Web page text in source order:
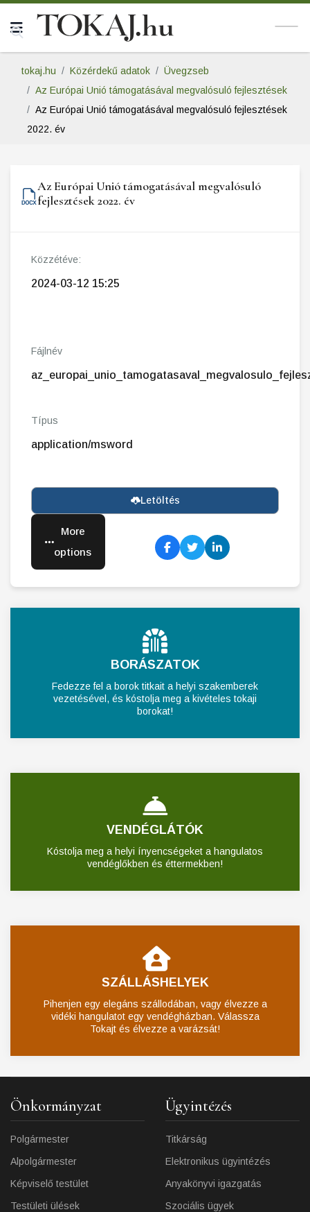
tokaj.hu Közérdekű adatok
Üvegzseb
Az Európai Unió támogatásával megvalósuló fejlesztések
Az Európai Unió támogatásával megvalósuló fejlesztések
2022. év
Az Európai Unió támogatásával megvalósuló
fejlesztések 2022. év
Közzétéve:
2024-03-12 15:25
Fájlnév
Típus
application/msword
Letöltés
More
options
BORÁSZATOK
Fedezze fel a borok titkait a helyi szakemberek
vezetésével, és kóstolja meg a kivételes tokaji
borokat!
VENDÉGLÁTÓK
Kóstolja meg a helyi ínyencségeket a hangulatos
vendéglőkben és éttermekben!
SZÁLLÁSHELYEK
Pihenjen egy elegáns szállodában, vagy élvezze a
vidéki hangulatot egy vendégházban. Válassza
Tokajt és élvezze a varázsát!
Önkormányzat
Polgármester
Alpolgármester
Képviselő testület
Testületi ülések
Ügyintézés
Titkárság
Elektronikus ügyintézés
Anyakönyvi igazgatás
Szociális ügyek